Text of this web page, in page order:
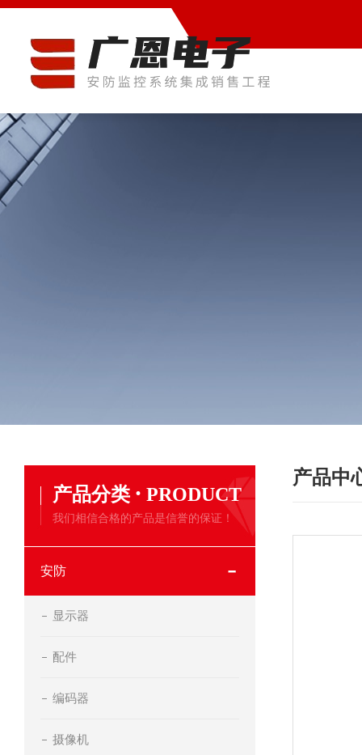
产品分类 · PRODUCT
我们相信合格的产品是信誉的保证！
安防
显示器
配件
编码器
摄像机
产品中